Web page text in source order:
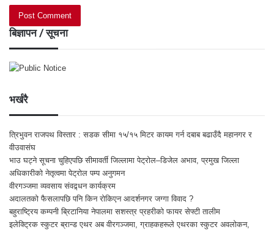
बिज्ञापन / सूचना
भर्खरै
त्रिभुवन राजपथ विस्तार : सडक सीमा १५/१५ मिटर कायम गर्न दबाब बढाउँदै महानगर र
वीउवासंघ
भाउ घट्ने सूचना चुहिएपछि सीमावर्ती जिल्लामा पेट्रोल–डिजेल अभाव, प्रमुख जिल्ला
अधिकारीको नेतृत्वमा पेट्रोल पम्प अनुगमन
वीरगञ्जमा व्यवसाय संवद्र्धन कार्यक्रम
अदालतको फैसलापछि पनि किन रोकिएन आदर्शनगर जग्गा विवाद ?
बहुराष्ट्रिय कम्पनी ब्रिटानिया नेपालमा सशस्त्र प्रहरीको फायर सेफ्टी तालीम
इलेक्ट्रिक स्कुटर ब्रान्ड एथर अब वीरगञ्जमा, ग्राहकहरूले एथरका स्कुटर अवलोकन,